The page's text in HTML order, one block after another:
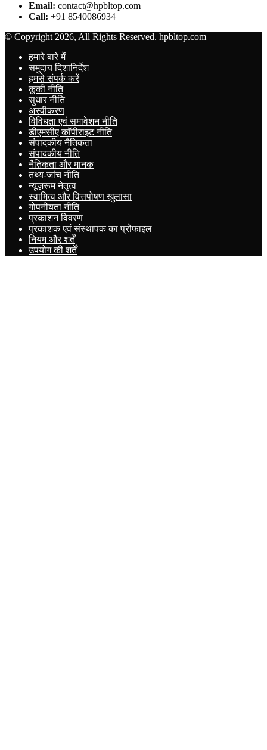
Email: contact@hpbltop.com
Call: +91 8540086934
© Copyright 2026, All Rights Reserved. hpbltop.com
हमारे बारे में
समुदाय दिशानिर्देश
हमसे संपर्क करें
कूकी नीति
सुधार नीति
अस्वीकरण
विविधता एवं समावेशन नीति
डीएमसीए कॉपीराइट नीति
संपादकीय नैतिकता
संपादकीय नीति
नैतिकता और मानक
तथ्य-जांच नीति
न्यूज़रूम नेतृत्व
स्वामित्व और वित्तपोषण खुलासा
गोपनीयता नीति
प्रकाशन विवरण
प्रकाशक एवं संस्थापक का प्रोफाइल
नियम और शर्तें
उपयोग की शर्तें